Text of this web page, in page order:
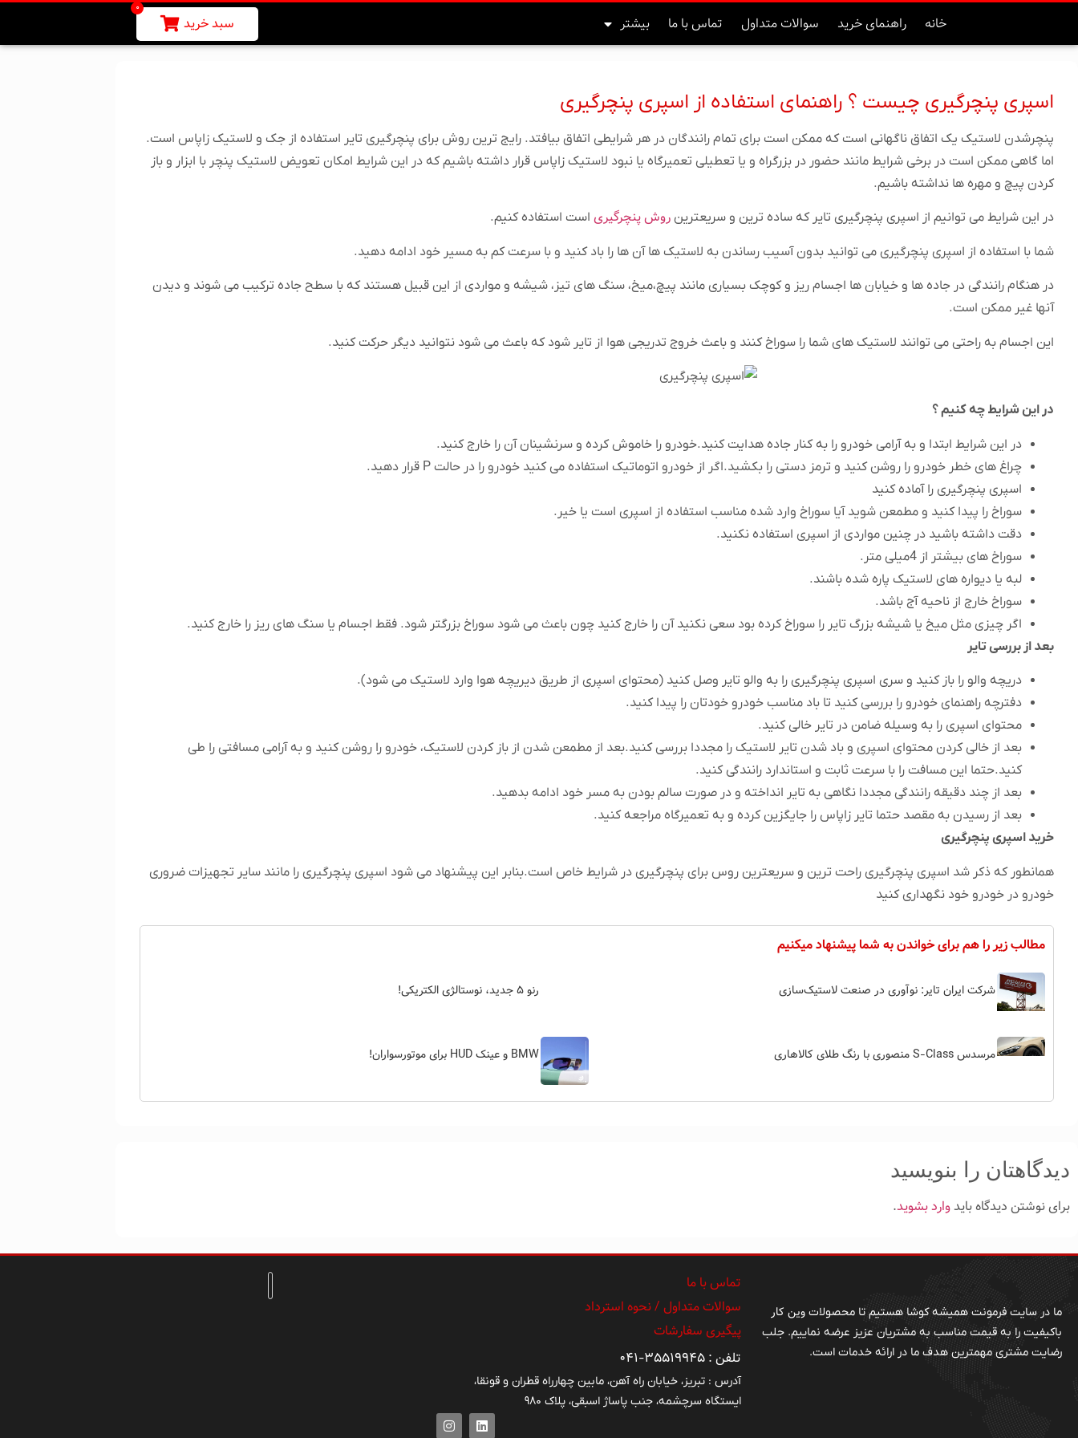
خانه راهنمای خرید سوالات متداول تماس با ما بیشتر سبد خرید
0
اسپری پنچرگیری چیست ؟ راهنمای استفاده از اسپری پنچرگیری
پنچرشدن لاستیک یک اتفاق ناگهانی است که ممکن است برای تمام رانندگان در هر شرایطی اتفاق بیافتد. رایج ترین روش برای پنچرگیری تایر استفاده از جک و لاستیک زاپاس است.
اما گاهی ممکن است در برخی شرایط مانند حضور در بزرگراه و یا تعطیلی تعمیرگاه یا نبود لاستیک زاپاس قرار داشته باشیم که در این شرایط امکان تعویض لاستیک پنچر با ابزار و باز
کردن پیچ و مهره ها نداشته باشیم.
در این شرایط می توانیم از اسپری پنچرگیری تایر که ساده ترین و سریعترین روش پنچرگیری است استفاده کنیم.
شما با استفاده از اسپری پنچرگیری می توانید بدون آسیب رساندن به لاستیک ها آن ها را باد کنید و با سرعت کم به مسیر خود ادامه دهید.
در هنگام رانندگی در جاده ها و خیابان ها اجسام ریز و کوچک بسیاری مانند پیچ،میخ، سنگ های تیز، شیشه و مواردی از این قبیل هستند که با سطح جاده ترکیب می شوند و دیدن
آنها غیر ممکن است.
این اجسام به راحتی می توانند لاستیک های شما را سوراخ کنند و باعث خروج تدریجی هوا از تایر شود که باعث می شود نتوانید دیگر حرکت کنید.
در این شرایط چه کنیم ؟
در این شرایط ابتدا و به آرامی خودرو را به کنار جاده هدایت کنید.خودرو را خاموش کرده و سرنشینان آن را خارج کنید.
چراغ های خطر خودرو را روشن کنید و ترمز دستی را بکشید.اگر از خودرو اتوماتیک استفاده می کنید خودرو را در حالت P قرار دهید.
اسپری پنچرگیری را آماده کنید
سوراخ را پیدا کنید و مطمعن شوید آیا سوراخ وارد شده مناسب استفاده از اسپری است یا خیر.
دقت داشته باشید در چنین مواردی از اسپری استفاده نکنید.
سوراخ های بیشتر از 4میلی متر.
لبه یا دیواره های لاستیک پاره شده باشند.
سوراخ خارج از ناحیه آج باشد.
اگر چیزی مثل میخ یا شیشه بزرگ تایر را سوراخ کرده بود سعی نکنید آن را خارج کنید چون باعث می شود سوراخ بزرگتر شود. فقط اجسام یا سنگ های ریز را خارج کنید.
بعد از بررسی تایر
دریچه والو را باز کنید و سری اسپری پنچرگیری را به والو تایر وصل کنید (محتوای اسپری از طریق دیریچه هوا وارد لاستیک می شود).
دفترچه راهنمای خودرو را بررسی کنید تا باد مناسب خودرو خودتان را پیدا کنید.
محتوای اسپری را به وسیله ضامن در تایر خالی کنید.
بعد از خالی کردن محتوای اسپری و باد شدن تایر لاستیک را مجددا بررسی کنید.بعد از مطمعن شدن از باز کردن لاستیک، خودرو را روشن کنید و به آرامی مسافتی را طی
کنید.حتما این مسافت را با سرعت ثابت و استاندارد رانندگی کنید.
بعد از چند دقیقه رانندگی مجددا نگاهی به تایر انداخته و در صورت سالم بودن به مسر خود ادامه بدهید.
بعد از رسیدن به مقصد حتما تایر زاپاس را جایگزین کرده و به تعمیرگاه مراجعه کنید.
خرید اسپری پنچرگیری
همانطور که ذکر شد اسپری پنچرگیری راحت ترین و سریعترین روس برای پنچرگیری در شرایط خاص است.بنابر این پیشنهاد می شود اسپری پنچرگیری را مانند سایر تجهیزات ضروری
خودرو در خودرو خود نگهداری کنید
مطالب زیر را هم برای خواندن به شما پیشنهاد میکنیم
شرکت ایران تایر: نوآوری در صنعت لاستیک‌سازی رنو ۵ جدید، نوستالژی الکتریکی!
مرسدس S-Class منصوری با رنگ طلای کالاهاری BMW و عینک HUD برای موتورسواران!
دیدگاهتان را بنویسید
برای نوشتن دیدگاه بایدوارد بشوید.
ما در سایت فرمونت همیشه کوشا هستیم تا محصولات وین کار
باکیفیت را به قیمت مناسب به مشتریان عزیز عرضه نماییم. جلب
رضایت مشتری مهمترین هدف ما در ارائه خدمات است.
تماس با ما
سوالات متداول / نحوه استرداد
پیگیری سفارشات
تلفن : 35519945-041
آدرس : تبریز، خیابان راه آهن، مابین چهارراه قطران و قونقا،
ایستگاه سرچشمه، جنب پاساژ اسبقی، پلاک ۹۸۰